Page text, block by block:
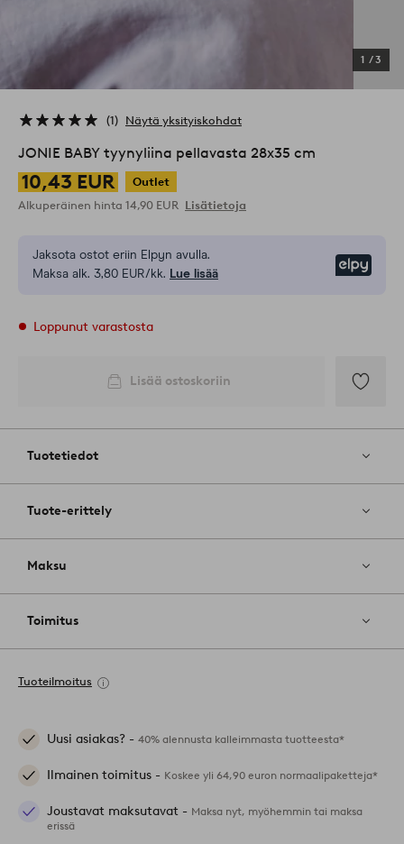
1 /3
1 Näytä yksityiskohdat
JONIE BABY tyynyliina pellavasta 28x35 cm
10,43 EUR
Outlet
Alkuperäinen hinta 14,90 EUR Lisätietoja
Jaksota ostot eriin Elpyn avulla.
Maksa alk. 3,80 EUR/kk. Lue lisää
Loppunut varastosta
Lisää ostoskoriin
Tuotetiedot
Tuote-erittely
Maksu
Toimitus
Tuoteilmoitus
Uusi asiakas? - 40% alennusta kalleimmasta tuotteesta*
Ilmainen toimitus - Koskee yli 64,90 euron normaalipaketteja*
Joustavat maksutavat - Maksa nyt, myöhemmin tai maksa
erissä